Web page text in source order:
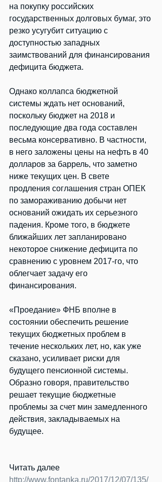
на покупку российских
государственных долговых бумаг, это
резко усугубит ситуацию с
доступностью западных
заимствований для финансирования
дефицита бюджета.
Однако коллапса бюджетной
системы ждать нет оснований,
поскольку бюджет на 2018 и
последующие два года составлен
весьма консервативно. В частности,
в него заложены цены на нефть в 40
долларов за баррель, что заметно
ниже текущих цен. В свете
продления соглашения стран ОПЕК
по замораживанию добычи нет
оснований ожидать их серьезного
падения. Кроме того, в бюджете
ближайших лет запланировано
некоторое снижение дефицита по
сравнению с уровнем 2017-го, что
облегчает задачу его
финансирования.
«Проедание» ФНБ вполне в
состоянии обеспечить решение
текущих бюджетных проблем в
течение нескольких лет, но, как уже
сказано, усиливает риски для
будущего пенсионной системы.
Образно говоря, правительство
решает текущие бюджетные
проблемы за счет мин замедленного
действия, закладываемых на
будущее.
Читать далее
http://www.fontanka.ru/2017/12/07/135/